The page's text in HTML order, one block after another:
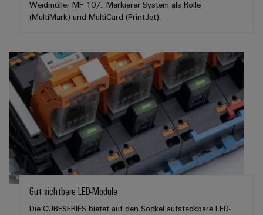
Weidmüller MF 10/.. Markierer System als Rolle
(MultiMark) und MultiCard (PrintJet).
Gut sichtbare LED-Module
Die CUBESERIES bietet auf den Sockel aufsteckbare LED-